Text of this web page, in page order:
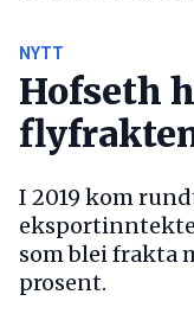
NYTT
Hofseth
I 2019 kom
som blei frakta
prosent.